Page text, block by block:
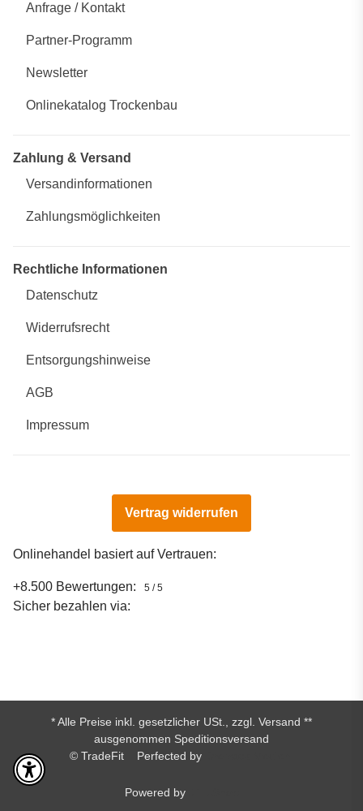
Anfrage / Kontakt
Partner-Programm
Newsletter
Onlinekatalog Trockenbau
Zahlung & Versand
Versandinformationen
Zahlungsmöglichkeiten
Rechtliche Informationen
Datenschutz
Widerrufsrecht
Entsorgungshinweise
AGB
Impressum
Vertrag widerrufen
Onlinehandel basiert auf Vertrauen:
+8.500 Bewertungen: 5 / 5
Sicher bezahlen via:
* Alle Preise inkl. gesetzlicher USt., zzgl. Versand **
ausgenommen Speditionsversand
© TradeFit
Perfected by
Powered by